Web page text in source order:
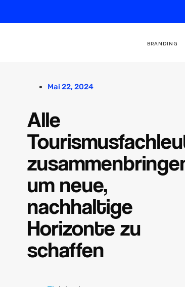
BRANDING
Mai 22, 2024
Alle
um neue,
nachhaltige
Horizonte zu
schaffen